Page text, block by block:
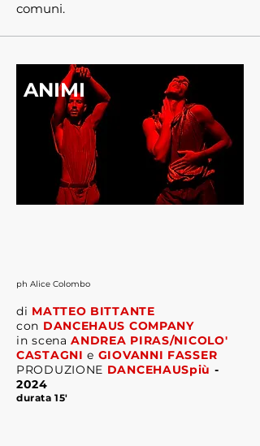
comuni.
ANIMI
ph Alice Colombo
di MATTEO BITTANTE
con DANCEHAUS COMPANY
in scenaANDREA PIRAS/NICOLO'
CASTAGNI e GIOVANNI FASSER
PRODUZIONE DANCEHAUSpiù -
2024
durata 15'